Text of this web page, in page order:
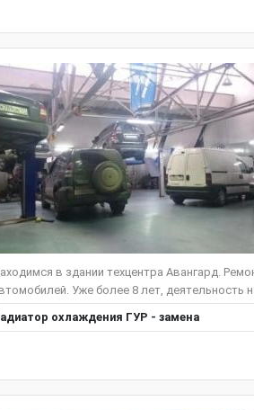
в здании техцентра Авангард.
Уже более 8 лет, деятельность
охлаждения ГУР - замена